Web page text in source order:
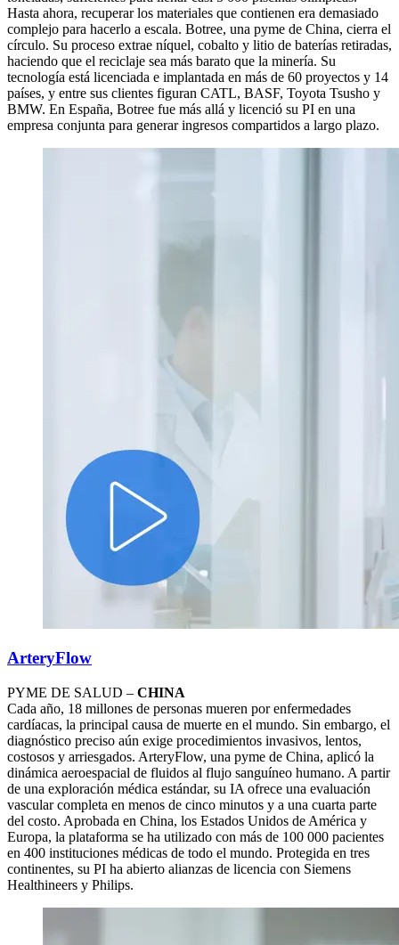
Hasta ahora, recuperar los materiales que contienen era demasiado
complejo para hacerlo a escala. Botree, una pyme de China, cierra el
círculo. Su proceso extrae níquel, cobalto y litio de baterías retiradas,
haciendo que el reciclaje sea más barato que la minería. Su
tecnología está licenciada e implantada en más de 60 proyectos y 14
países, y entre sus clientes figuran CATL, BASF, Toyota Tsusho y
BMW. En España, Botree fue más allá y licenció su PI en una
empresa conjunta para generar ingresos compartidos a largo plazo.
ArteryFlow
PYME DE SALUD – CHINA
Cada año, 18 millones de personas mueren por enfermedades
cardíacas, la principal causa de muerte en el mundo. Sin embargo, el
diagnóstico preciso aún exige procedimientos invasivos, lentos,
costosos y arriesgados. ArteryFlow, una pyme de China, aplicó la
dinámica aeroespacial de fluidos al flujo sanguíneo humano. A partir
de una exploración médica estándar, su IA ofrece una evaluación
vascular completa en menos de cinco minutos y a una cuarta parte
del costo. Aprobada en China, los Estados Unidos de América y
Europa, la plataforma se ha utilizado con más de 100 000 pacientes
en 400 instituciones médicas de todo el mundo. Protegida en tres
continentes, su PI ha abierto alianzas de licencia con Siemens
Healthineers y Philips.